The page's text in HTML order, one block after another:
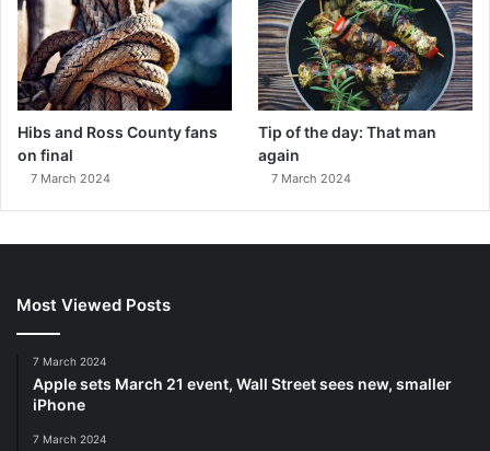
Hibs and Ross County fans
on final
7 March 2024
Tip of the day: That man
again
7 March 2024
Most Viewed Posts
7 March 2024
Apple sets March 21 event, Wall Street sees new, smaller
iPhone
7 March 2024